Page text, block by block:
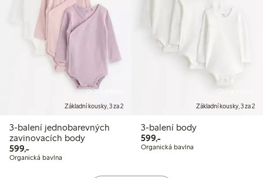
Online edition
Základní kousky, 3 za 2
3-balení jednobarevných
zavinovacích body
599,-599,00 Kč
Organická bavlna
Základní kousky, 3 za 2
3-balení body
599,-599,00 Kč
Organická bavlna